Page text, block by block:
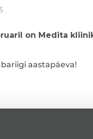
on Medita
aastapäeva!